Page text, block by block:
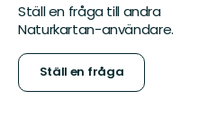
Ställ en fråga till andra
Naturkartan-användare.
Ställ en fråga